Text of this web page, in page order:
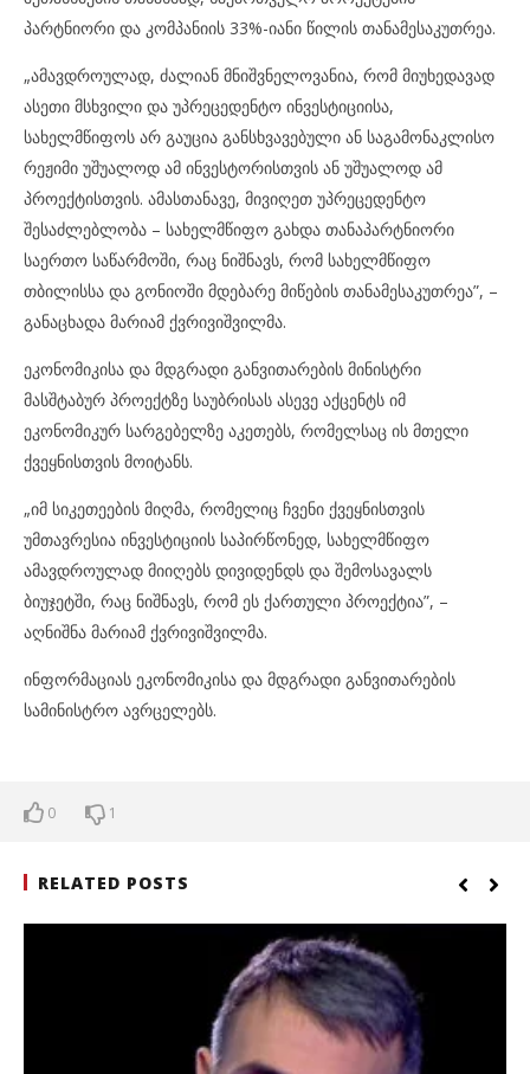
პარტნიორი და კომპანიის 33%-იანი წილის თანამესაკუთრეა.
„ამავდროულად, ძალიან მნიშვნელოვანია, რომ მიუხედავად
ასეთი მსხვილი და უპრეცედენტო ინვესტიციისა,
სახელმწიფოს არ გაუცია განსხვავებული ან საგამონაკლისო
რეჟიმი უშუალოდ ამ ინვესტორისთვის ან უშუალოდ ამ
პროექტისთვის. ამასთანავე, მივიღეთ უპრეცედენტო
შესაძლებლობა – სახელმწიფო გახდა თანაპარტნიორი
საერთო საწარმოში, რაც ნიშნავს, რომ სახელმწიფო
თბილისსა და გონიოში მდებარე მიწების თანამესაკუთრეა”, –
განაცხადა მარიამ ქვრივიშვილმა.
ეკონომიკისა და მდგრადი განვითარების მინისტრი
მასშტაბურ პროექტზე საუბრისას ასევე აქცენტს იმ
ეკონომიკურ სარგებელზე აკეთებს, რომელსაც ის მთელი
ქვეყნისთვის მოიტანს.
„იმ სიკეთეების მიღმა, რომელიც ჩვენი ქვეყნისთვის
უმთავრესია ინვესტიციის საპირწონედ, სახელმწიფო
ამავდროულად მიიღებს დივიდენდს და შემოსავალს
ბიუჯეტში, რაც ნიშნავს, რომ ეს ქართული პროექტია”, –
აღნიშნა მარიამ ქვრივიშვილმა.
ინფორმაციას ეკონომიკისა და მდგრადი განვითარების
სამინისტრო ავრცელებს.
0 1
RELATED POSTS